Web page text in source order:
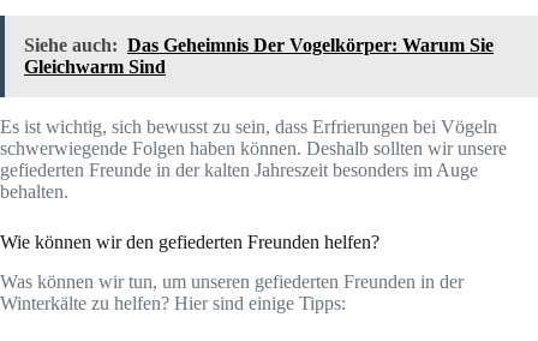
Siehe auch: Das Geheimnis Der Vogelkörper: Warum Sie
Gleichwarm Sind
Es ist wichtig, sich bewusst zu sein, dass Erfrierungen bei Vögeln
schwerwiegende Folgen haben können. Deshalb sollten wir unsere
gefiederten Freunde in der kalten Jahreszeit besonders im Auge
behalten.
Wie können wir den gefiederten Freunden helfen?
Was können wir tun, um unseren gefiederten Freunden in der
Winterkälte zu helfen? Hier sind einige Tipps: